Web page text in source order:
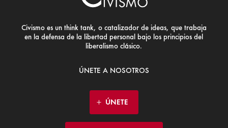
Civismo es un think tank, o catalizador de ideas, que trabaja
en la defensa de la libertad personal bajo los principios del
liberalismo clásico.
ÚNETE A NOSOTROS
ÚNETE